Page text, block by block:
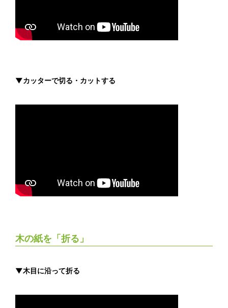
▼カッターで切る・カットする
木の紙を「折る」
▼木目に沿って折る